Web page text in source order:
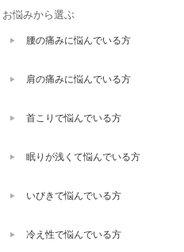
お悩みから選ぶ
腰の痛みに悩んでいる方
肩の痛みに悩んでいる方
首こりで悩んでいる方
眠りが浅くて悩んでいる方
いびきで悩んでいる方
冷え性で悩んでいる方